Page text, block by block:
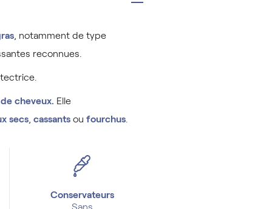
, notamment de type
reconnues.
cheveux. Elle
secs, cassantsou fourchus.
Conservateurs
Sans